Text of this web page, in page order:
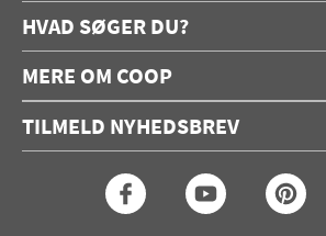
HVAD SØGER DU?
Opskrifter
Konkurrencer
Seneste Samvirke-magasin
MERE OM COOP
Annoncering
Coop medlem
TILMELD NYHEDSBREV